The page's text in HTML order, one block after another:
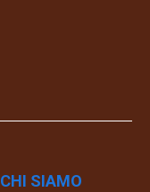
CHI SIAMO